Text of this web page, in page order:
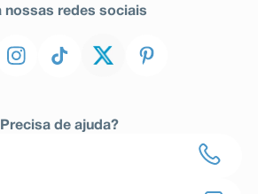
nossas redes sociais
Precisa de ajuda?